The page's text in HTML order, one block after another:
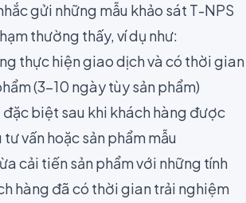
gửi những mẫu khảo sát T-NPS
thường thấy, ví dụ như:
thực hiện giao dịch và có thời gian
(3-10 ngày tùy sản phẩm)
biệt sau khi khách hàng được
vấn hoặc sản phẩm mẫu
cải tiến sản phẩm với những tính
hàng đã có thời gian trải nghiệm